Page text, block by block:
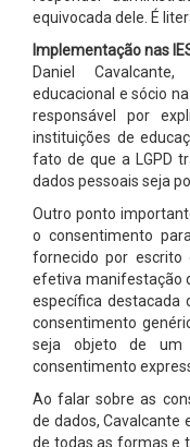
equivocada dele. É
Implementação nas
Daniel
educacional e sócio
responsável por
instituições de
fato de que a LGPD
dados pessoais seja
Outro ponto
o consentimento
fornecido por
efetiva manifestação
específica destacada
consentimento
seja objeto de um
consentimento
Ao falar sobre as
de dados, Cavalcante
de todas as formas e